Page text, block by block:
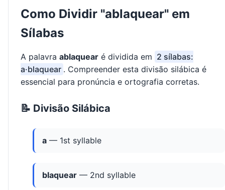
Como Dividir "ablaquear" em
Sílabas
A palavra ablaquear é dividida em 2 sílabas:
a·blaquear . Compreender esta divisão silábica é
essencial para pronúncia e ortografia corretas.
📝 Divisão Silábica
a — 1st syllable
blaquear — 2nd syllable